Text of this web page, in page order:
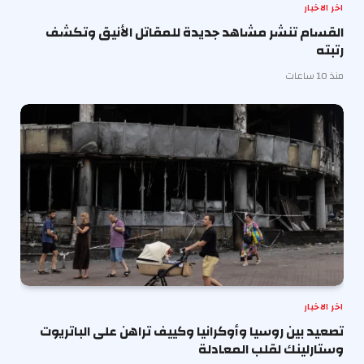
اخر الاخبار
القسام تنشر مشاهد جديدة للمقاتل الأنيق وتكشف
رتبته
منذ 10 ساعات
اخر الاخبار
تصعيد بين روسيا وأوكرانيا وكييف تراهن على الباتريوت
وستارلينك لقلب المعادلة